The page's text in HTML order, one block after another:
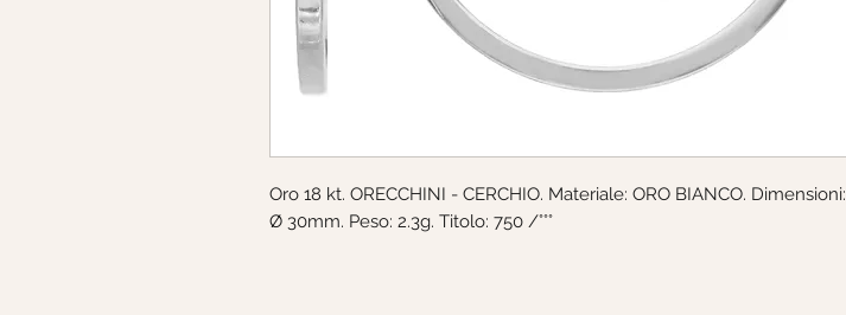
Oro 18 kt. ORECCHINI - CERCHIO. Materiale: ORO BIANCO. Dimensioni:
Ø 30mm. Peso: 2.3g. Titolo: 750 /°°°